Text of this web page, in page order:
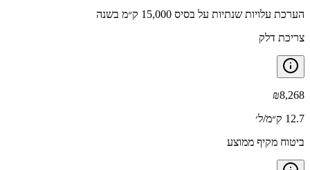
הערכת עלויות שנתיות על בסיס 15,000 ק״מ בשנה
צריכת דלק
₪8,268
12.7 ק״מ/ל׳
ביטוח מקיף ממוצע